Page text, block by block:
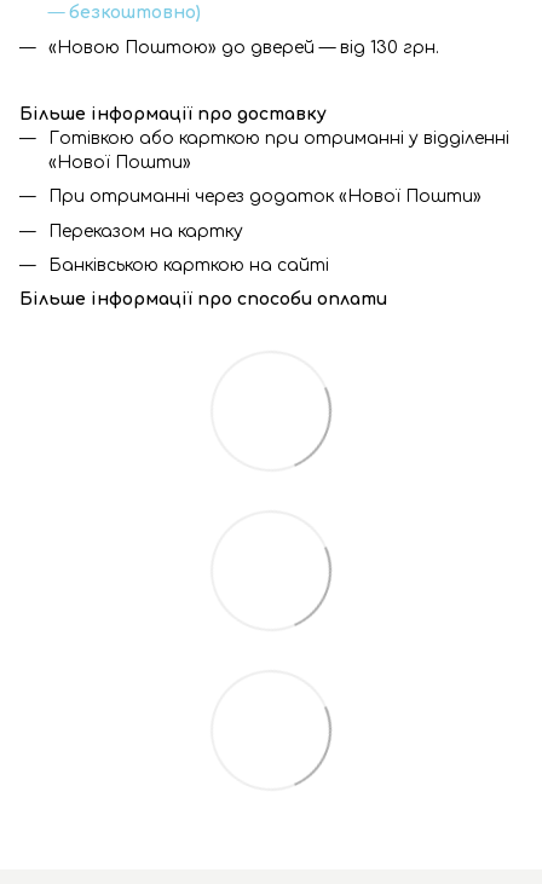
—безкоштовно)
«Новою Поштою» до дверей — від 130 грн.
Більше інформації про доставку
Готівкою або карткою при отриманні у відділенні
«Нової Пошти»
При отриманні через додаток «Нової Пошти»
Переказом на картку
Банківською карткою на сайті
Більше інформації про способи оплати